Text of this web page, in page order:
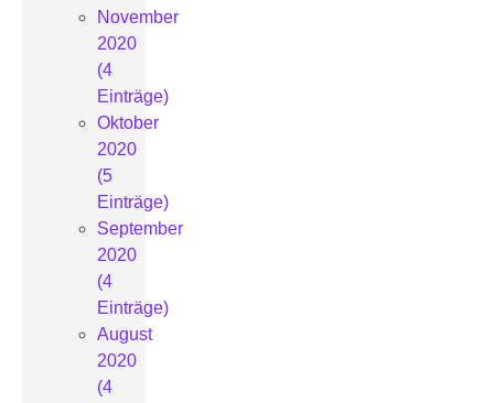
November
2020
(4
Einträge)
Oktober
2020
(5
Einträge)
September
2020
(4
Einträge)
August
2020
(4